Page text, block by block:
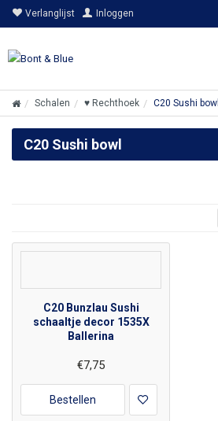
Verlanglijst Inloggen
Schalen ♥ Rechthoek C20 Sushi bowl
C20 Sushi bowl
C20 Bunzlau Sushi
schaaltje decor 1535X
Ballerina
€7,75
Bestellen